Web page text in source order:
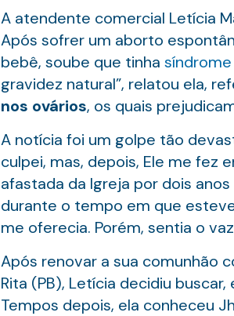
A atendente comercial Letícia
Após sofrer um aborto
bebê, soube que tinha
gravidez natural”, relatou ela,
nos ovários, os quais
A notícia foi um golpe tão
culpei, mas, depois, Ele me fez
afastada da Igreja por dois
durante o tempo em que
me oferecia. Porém, sentia o
Após renovar a sua comunhão
Rita (PB), Letícia decidiu
Tempos depois, ela conheceu